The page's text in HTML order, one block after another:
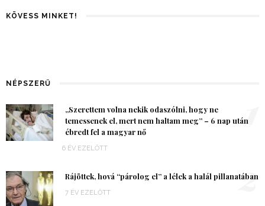
KÖVESS MINKET!
NÉPSZERŰ
„Szerettem volna nekik odaszólni, hogy ne
temessenek el, mert nem haltam meg” – 6 nap után
ébredt fel a magyar nő
6 ÉV EZELŐTT
1
Rájöttek, hová “párolog el” a lélek a halál pillanatában
7 ÉV EZELŐTT 2